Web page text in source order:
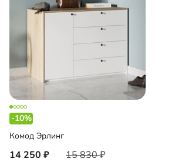
-10%
Комод Эрлинг
14 250 15 830